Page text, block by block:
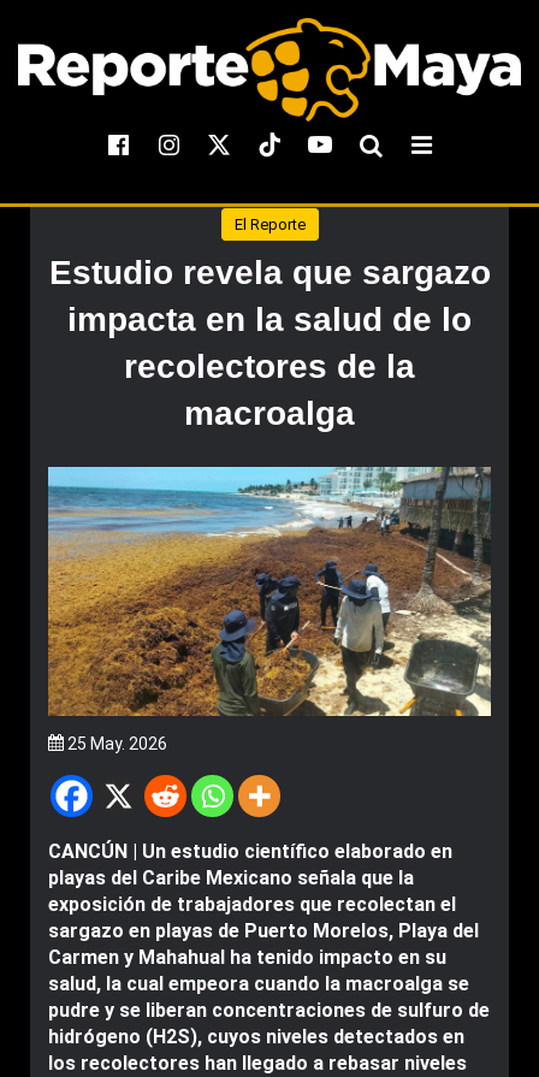
El Reporte
Estudio revela que sargazo
impacta en la salud de lo
recolectores de la
macroalga
25 May. 2026
CANCÚN | Un estudio científico elaborado en
playas del Caribe Mexicano señala que la
exposición de trabajadores que recolectan el
sargazo en playas de Puerto Morelos, Playa del
Carmen y Mahahual ha tenido impacto en su
salud, la cual empeora cuando la macroalga se
pudre y se liberan concentraciones de sulfuro de
hidrógeno (H2S), cuyos niveles detectados en
los recolectores han llegado a rebasar niveles